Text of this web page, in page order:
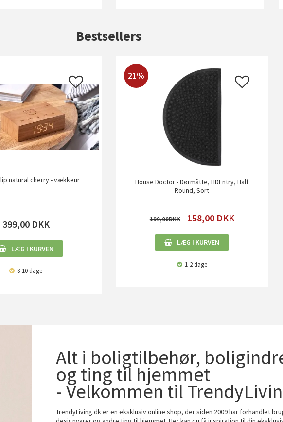
Bestsellers
natural cherry - vækkeur
399,00 DKK
LÆG I KURVEN
8-10 dage
21%
House Doctor - Dørmåtte, HDEntry, Half
Round, Sort
199,00 158,00 DKK
LÆG I KURVEN
1-2 dage
Alt i boligtilbehør,
og ting til hjemmet
- Velkommen til
TrendyLiving.dk er en eksklusiv online shop, der siden 2009 har forhandlet